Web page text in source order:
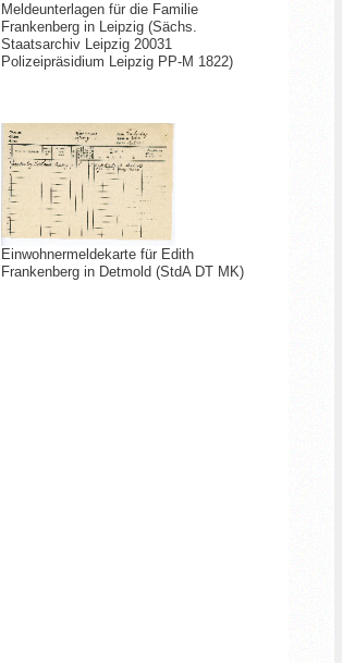
Meldeunterlagen für die Familie
Frankenberg in Leipzig (Sächs.
Staatsarchiv Leipzig 20031
Polizeipräsidium Leipzig PP-M 1822)
Einwohnermeldekarte für Edith
Frankenberg in Detmold (StdA DT MK)